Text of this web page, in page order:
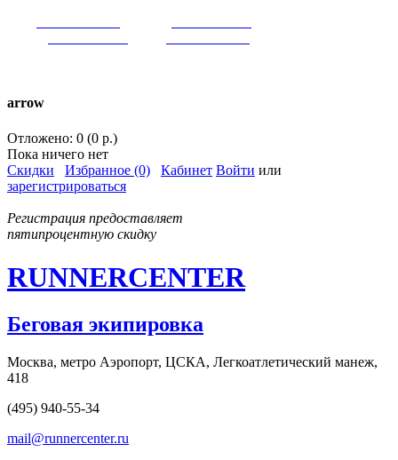
arrow
Отложено: 0 (0 р.)
Пока ничего нет
Скидки
Избранное (0) Кабинет Войти или
зарегистрироваться
Регистрация предоставляет
пятипроцентную скидку
RUNNERCENTER
Беговая экипировка
Москва, метро Аэропорт, ЦСКА, Легкоатлетический манеж,
418
(495) 940-55-34
mail@runnercenter.ru